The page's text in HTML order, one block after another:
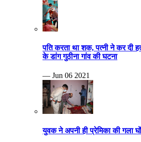
पति करता था शक, पत्नी ने कर दी
के डांग गुठीना गांव की घटना
— Jun 06 2021
युवक ने अपनी ही प्रेमिका की गला